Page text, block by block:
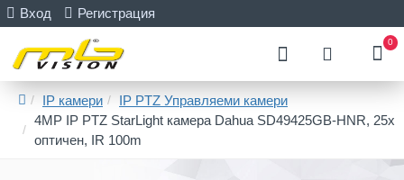
Вход Регистрация
0
IP камери
IP PTZ Управляеми камери
4MP IP PTZ StarLight камера Dahua SD49425GB-HNR, 25x
оптичен, IR 100m